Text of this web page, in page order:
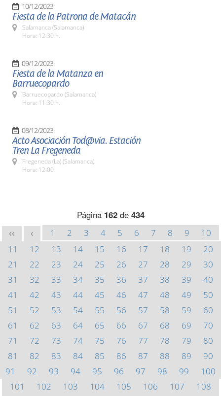
10/12/2023
Fiesta de la Patrona de Matacán
Salamanca (Salamanca)
Hora: 12:30 h.
09/12/2023
Fiesta de la Matanza en
Barruecopardo
Barruecopardo (Salamanca)
Hora: 11:30 h.
08/12/2023
Acto Asociación Tod@via. Estación
Tren La Fregeneda
Fregeneda (La) (Salamanca)
Hora: 12:00
Página 162de 434
<< < 1 2 3 4 5 6 7 8 9
10
11
12 13 14 15 16 17 18 19
20
21
22 23 24 25 26 27 28 29
30
31
32 33 34 35 36 37 38 39
40
41
42 43 44 45 46 47 48 49
50
51
52 53 54 55 56 57 58 59
60
61
62 63 64 65 66 67 68 69
70
71
72 73 74 75 76 77 78 79
80
81
82 83 84 85 86 87 88 89
90
91
92 93 94 95 96 97 98 99
100
101
102 103 104 105 106 107
108